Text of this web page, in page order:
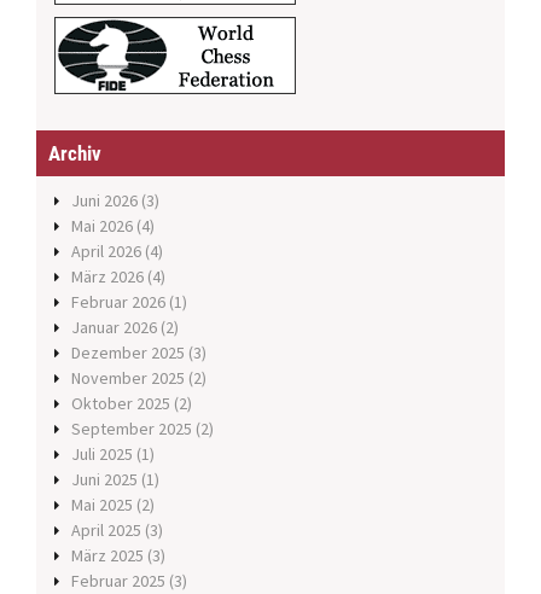
Archiv
Juni 2026 (3)
Mai 2026 (4)
April 2026 (4)
März 2026 (4)
Februar 2026 (1)
Januar 2026 (2)
Dezember 2025 (3)
November 2025 (2)
Oktober 2025 (2)
September 2025 (2)
Juli 2025 (1)
Juni 2025 (1)
Mai 2025 (2)
April 2025 (3)
März 2025 (3)
Februar 2025 (3)